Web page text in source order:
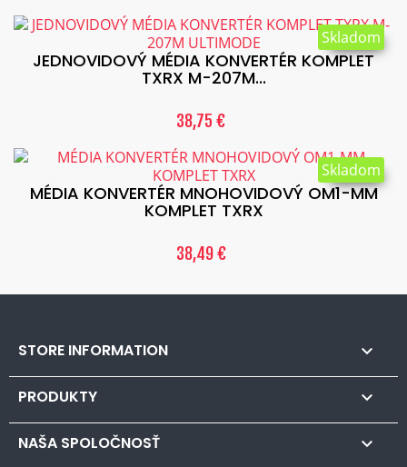
JEDNOVIDOVÝ MÉDIA KONVERTÉR KOMPLET
TXRX M-207M...
38,75 €
Skladom
MÉDIA KONVERTÉR MNOHOVIDOVÝ OM1-MM
KOMPLET TXRX
38,49 €
Skladom
STORE INFORMATION 
PRODUKTY 
NAŠA SPOLOČNOSŤ 